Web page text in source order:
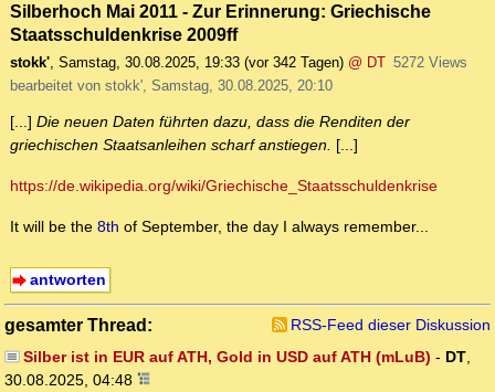
Silberhoch Mai 2011 - Zur Erinnerung: Griechische
Staatsschuldenkrise 2009ff
stokk', Samstag, 30.08.2025, 19:33 (vor 342 Tagen) @ DT 5272 Views
bearbeitet von stokk', Samstag, 30.08.2025, 20:10
[...] Die neuen Daten führten dazu, dass die Renditen der
griechischen Staatsanleihen scharf anstiegen. [...]
https://de.wikipedia.org/wiki/Griechische_Staatsschuldenkrise
It will be the 8th of September, the day I always remember...
antworten
gesamter Thread:
RSS-Feed dieser Diskussion
Silber ist in EUR auf ATH, Gold in USD auf ATH (mLuB) - DT,
30.08.2025, 04:48